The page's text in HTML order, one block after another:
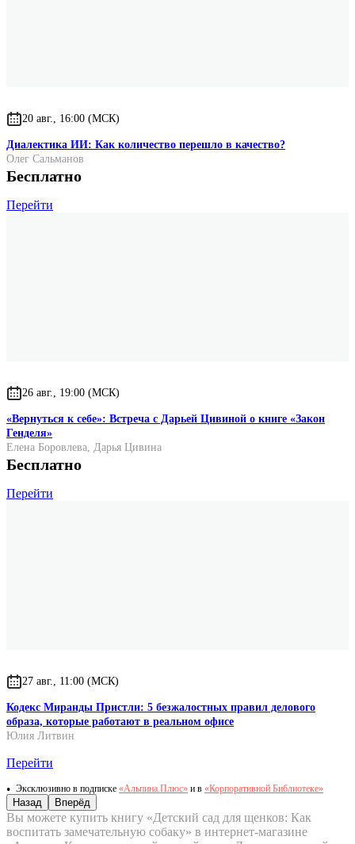
20 авг., 16:00 (МСК)
Диалектика ИИ: Как количество перешло в качество?
Олег Сальманов
Бесплатно
Перейти
26 авг., 19:00 (МСК)
«Вернуться к себе»: Встреча с Дарьей Цивиной о книге «Закон
Генделя»
Елена Боровлева, Дарья Цивина
Бесплатно
Перейти
27 авг., 11:00 (МСК)
Кодекс Миранды Пристли: 5 безжалостных правил делового
образа, которые работают в реальном офисе
Юлия Литвин
Перейти
Эксклюзивно в подписке «Альпина.Плюс» и в «Корпоративной Библиотеке»
Назад Вперёд
Вы можете купить книгу «Детский сад для щенков: Как
воспитать замечательную собаку» в интернет-магазине